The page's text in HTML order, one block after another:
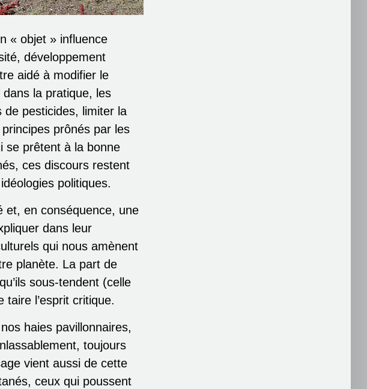
« objet » influence
développement
aidé à modifier le
la pratique, les
de pesticides, limiter la
prônés par les
se prêtent à la bonne
ces discours restent
politiques.
et, en conséquence, une
dans leur
qui nous amènent
planète. La part de
sous-tendent (celle
l’esprit critique.
haies pavillonnaires,
toujours
vient aussi de cette
ceux qui poussent